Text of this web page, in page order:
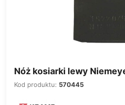
Nóż kosiarki lewy
Kod produktu: 570445